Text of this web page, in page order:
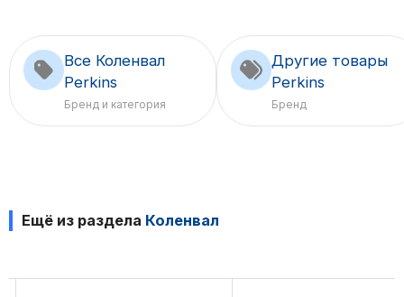
Все Коленвал
Perkins
Бренд и категория
Другие товары
Perkins
Бренд
Ещё из раздела Коленвал